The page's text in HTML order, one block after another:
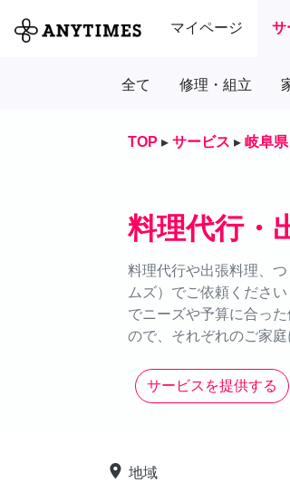
マイページ サ
全て 修理・組立
TOP ▸ サービス ▸ 岐阜県
料理代行・
料理代行や出張料理、
ムズ）でご依頼くださ
でニーズや予算に合っ
ので、それぞれのご家庭
サービスを提供する
place 地域